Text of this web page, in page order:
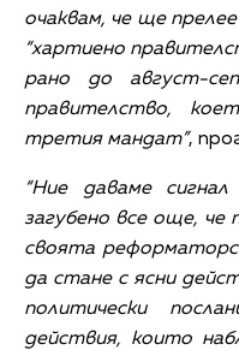
очаквам, че ще
“хартиено
рано до август-
правителство,
третия мандат”,
“Ние даваме
загубено все още,
своята
да стане с ясни
политически
действия, които